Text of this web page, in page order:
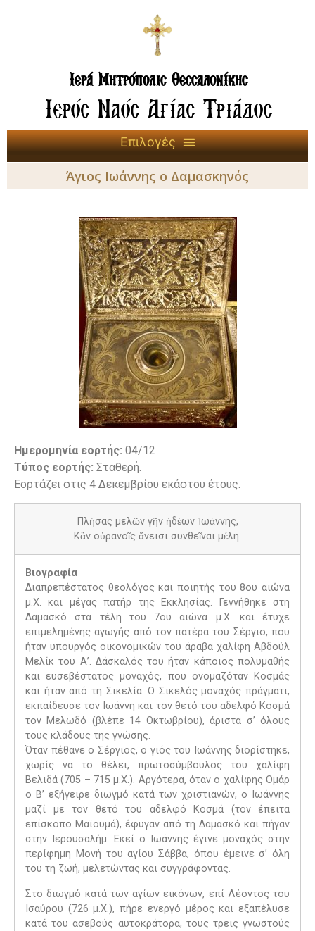
Ιερά Μητρόπολις Θεσσαλονίκης
Ιερός Ναός Αγίας Τριάδος
Άγιος Ιωάννης ο Δαμασκηνός
Ημερομηνία εορτής: 04/12
Τύπος εορτής: Σταθερή.
Εορτάζει στις 4 Δεκεμβρίου εκάστου έτους.
Πλήσας μελῶν γῆν ἡδέων Ἰωάννης,
Κἂν οὐρανοῖς ἄνεισι συνθεῖναι μέλη.
Βιογραφία
Διαπρεπέστατος θεολόγος και ποιητής του 8ου αιώνα
μ.Χ. και μέγας πατήρ της Εκκλησίας. Γεννήθηκε στη
Δαμασκό στα τέλη του 7ου αιώνα μ.Χ. και έτυχε
επιμελημένης αγωγής από τον πατέρα του Σέργιο, που
ήταν υπουργός οικονομικών του άραβα χαλίφη Αβδούλ
Μελίκ του Α’. Δάσκαλός του ήταν κάποιος πολυμαθής
και ευσεβέστατος μοναχός, που ονομαζόταν Κοσμάς
και ήταν από τη Σικελία. Ο Σικελός μοναχός πράγματι,
εκπαίδευσε τον Ιωάννη και τον θετό του αδελφό Κοσμά
τον Μελωδό (βλέπε 14 Οκτωβρίου), άριστα σ’ όλους
τους κλάδους της γνώσης.
Όταν πέθανε ο Σέργιος, ο γιός του Ιωάννης διορίστηκε,
χωρίς να το θέλει, πρωτοσύμβουλος του χαλίφη
Βελιδά (705 – 715 μ.Χ.). Αργότερα, όταν ο χαλίφης Ομάρ
ο Β’ εξήγειρε διωγμό κατά των χριστιανών, ο Ιωάννης
μαζί με τον θετό του αδελφό Κοσμά (τον έπειτα
επίσκοπο Μαϊουμά), έφυγαν από τη Δαμασκό και πήγαν
στην Ιερουσαλήμ. Εκεί ο Ιωάννης έγινε μοναχός στην
περίφημη Μονή του αγίου Σάββα, όπου έμεινε σ’ όλη
του τη ζωή, μελετώντας και συγγράφοντας.
Στο διωγμό κατά των αγίων εικόνων, επί Λέοντος του
Ισαύρου (726 μ.Χ.), πήρε ενεργό μέρος και εξαπέλυσε
κατά του ασεβούς αυτοκράτορα, τους τρεις γνωστούς